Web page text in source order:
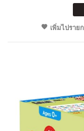
เพิ่มไปราย